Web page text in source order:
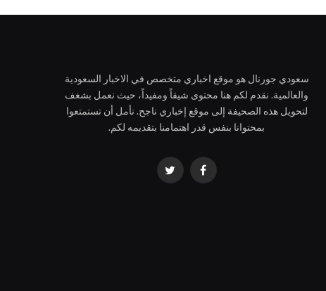
سعودي جورنال هو موقع اخباري متخصص في الاخبار السعودية
والعالمية. نقدم لكم هنا محتوى شيقاً ومفيداً، حيث نعمل بشغف
لتحويل هذه الصحيفة إلى موقع إخباري ناجح. نأمل أن تستمتعوا
بمحتوانا بنفس قدر اهتمامنا بتقديمه لكم.
فيسبوكتويتر